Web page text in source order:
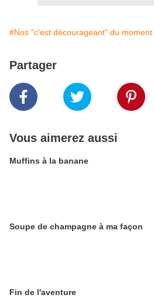
#Nos "c'est décourageant" du moment
Partager
Vous aimerez aussi
Muffins à la banane
Soupe de champagne à ma façon
Fin de l'aventure